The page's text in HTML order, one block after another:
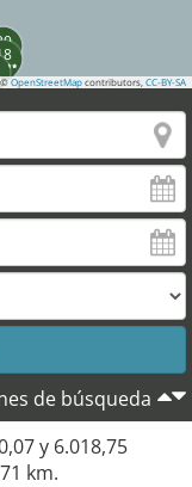
28
©OpenStreetMap contributors, CC-BY-SA
de búsqueda
y 6.018,75
km.